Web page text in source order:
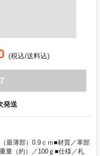
(税込/送料込)
発送
最薄部）0.9ｃｍ■材質／革部
量（約）／100ｇ■仕様／札